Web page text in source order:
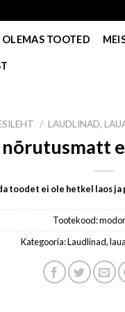
OLEMAS TOOTED
/ LAUDLINAD,
toodet ei ole hetkel laos
Tootekood:
Kategooria:Laudlinad,